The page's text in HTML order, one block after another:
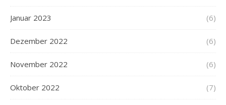
Januar 2023 (6)
Dezember 2022 (6)
November 2022 (6)
Oktober 2022 (7)